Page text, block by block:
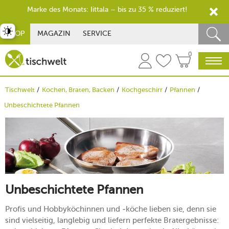
SHOP MAGAZIN SERVICE
0
Tischwelt Kochen, Braten, Backen Kochgeschirr
Pfannen
Unbeschichtete Pfannen
Unbeschichtete Pfannen
Profis und Hobbyköchinnen und -köche lieben sie, denn sie
sind vielseitig, langlebig und liefern perfekte Bratergebnisse:
umschalten
Marke des Monats: Iittala – bis zu 35 % reduziert!